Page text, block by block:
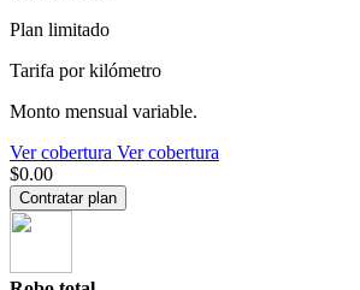
Plan limitado
Tarifa por kilómetro
Monto mensual variable.
Ver cobertura Ver cobertura
$0.00
Contratar plan